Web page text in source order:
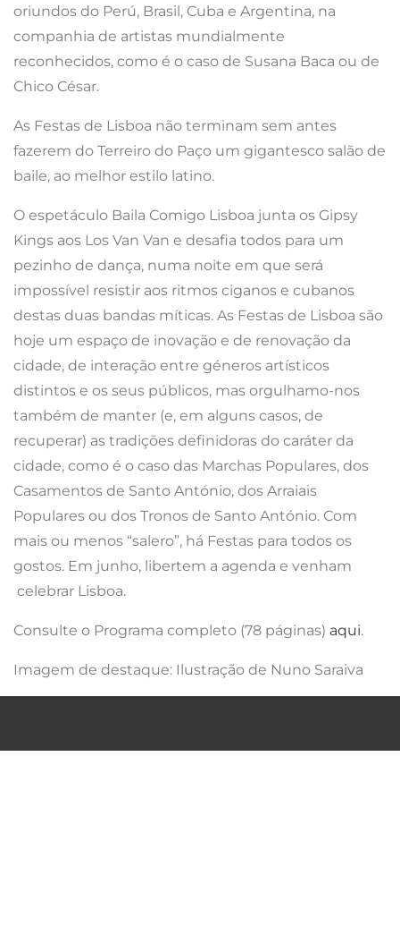
oriundos do Perú, Brasil, Cuba e Argentina, na
companhia de artistas mundialmente
reconhecidos, como é o caso de Susana Baca ou de
Chico César.
As Festas de Lisboa não terminam sem antes
fazerem do Terreiro do Paço um gigantesco salão de
baile, ao melhor estilo latino.
O espetáculo Baila Comigo Lisboa junta os Gipsy
Kings aos Los Van Van e desafia todos para um
pezinho de dança, numa noite em que será
impossível resistir aos ritmos ciganos e cubanos
destas duas bandas míticas. As Festas de Lisboa são
hoje um espaço de inovação e de renovação da
cidade, de interação entre géneros artísticos
distintos e os seus públicos, mas orgulhamo-nos
também de manter (e, em alguns casos, de
recuperar) as tradições definidoras do caráter da
cidade, como é o caso das Marchas Populares, dos
Casamentos de Santo António, dos Arraiais
Populares ou dos Tronos de Santo António. Com
mais ou menos “salero”, há Festas para todos os
gostos. Em junho, libertem a agenda e venham
celebrar Lisboa.
Consulte o Programa completo (78 páginas) aqui.
Imagem de destaque: Ilustração de Nuno Saraiva